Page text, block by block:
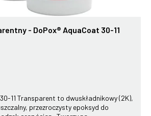
- DoPox® AquaCoat 30-11
11 Transparent to dwuskładnikowy (2K),
przezroczysty epoksyd do